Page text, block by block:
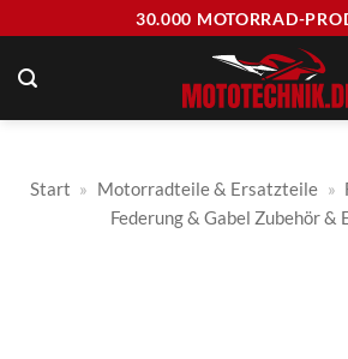
springen
30.000 MOTORRAD-
Start » Motorradteile & Ersatzteile »
Federung & Gabel Zubehör &